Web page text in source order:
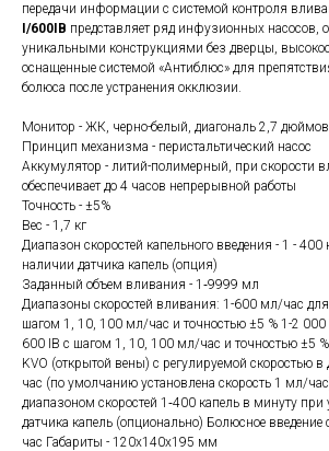
передачи информации с системой контроля
I/600IB представляет ряд инфузионных насосов,
уникальными конструкциями без дверцы,
оснащенные системой «Антиблюс» для
болюса после устранения окклюзии.
Монитор - ЖК, черно-белый, диагональ 2,7 дюймов
Принцип механизма - перистальтический насос
Аккумулятор - литий-полимерный, при скорости
обеспечивает до 4 часов непрерывной работы
Точность - ±5%
Вес - 1,7 кг
Диапазон скоростей капельного введения - 1 -
наличии датчика капель (опция)
Заданный объем вливания - 1‑9999 мл
Диапазоны скоростей вливания: 1-600 мл/час
шагом 1, 10, 100 мл/час и точностью ±5 % 1-2
600 IВ с шагом 1, 10, 100 мл/час и точностью ±5
KVO (открытой вены) с регулируемой скоростью
час (по умолчанию установлена скорость 1 мл/
диапазоном скоростей 1‑400 капель в минуту
датчика капель (опционально) Болюсное
час Габариты - 120х140х195 мм